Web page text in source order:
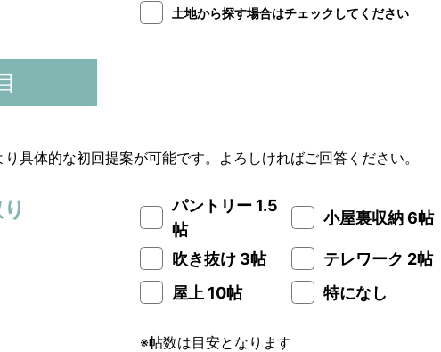
土地から探す場合はチェックしてください
具体的な初回提案が可能です。よろしければご回答ください。
パントリー 1.5
帖
小屋裏収納 6帖
吹き抜け 3帖
テレワーク 2帖
屋上 10帖
特になし
※帖数は目安となります